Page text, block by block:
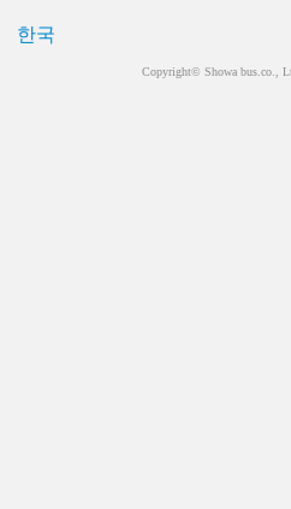
한국
Copyright© Showa bus.co.,